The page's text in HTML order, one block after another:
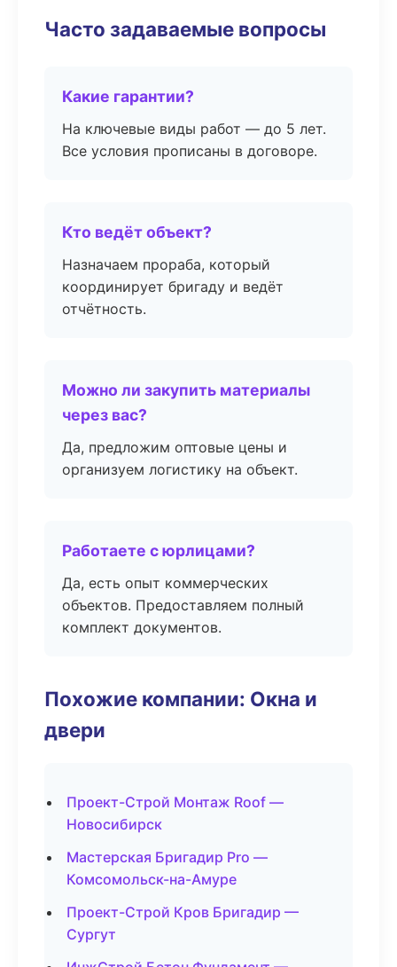
Часто задаваемые вопросы
Какие гарантии?
На ключевые виды работ — до 5 лет.
Все условия прописаны в договоре.
Кто ведёт объект?
Назначаем прораба, который
координирует бригаду и ведёт
отчётность.
Можно ли закупить материалы
через вас?
Да, предложим оптовые цены и
организуем логистику на объект.
Работаете с юрлицами?
Да, есть опыт коммерческих
объектов. Предоставляем полный
комплект документов.
Похожие компании: Окна и
двери
Проект-Строй Монтаж Roof —
Новосибирск
Мастерская Бригадир Pro —
Комсомольск-на-Амуре
Проект-Строй Кров Бригадир —
Сургут